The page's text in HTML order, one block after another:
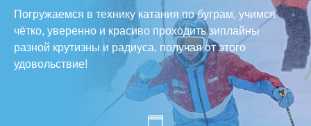
Погружаемся в технику катания по буграм, учимся
чётко, уверенно и красиво проходить зиплайны
разной крутизны и радиуса, получая от этого
удовольствие!